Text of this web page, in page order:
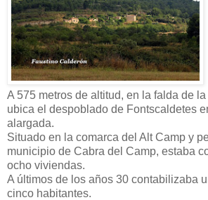
A 575 metros de altitud, en la falda de
ubica el despoblado de Fontscaldetes
alargada.
Situado en la comarca del Alt Camp y
municipio de Cabra del Camp, estaba
ocho viviendas.
A últimos de los años 30 contabilizaba
cinco habitantes.